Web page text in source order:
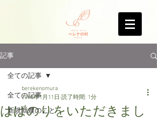
記事
全ての記事
新規就農のこと
全ての記事
はばのりをいただきまし
berekenomura
2018年1月11日 読了時間: 1分